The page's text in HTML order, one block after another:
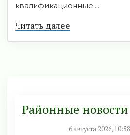
квалификационные ...
Читать далее
Районные новости
6 августа 2026, 10:58